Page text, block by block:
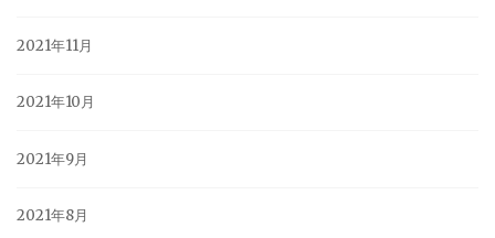
2021年11月
2021年10月
2021年9月
2021年8月